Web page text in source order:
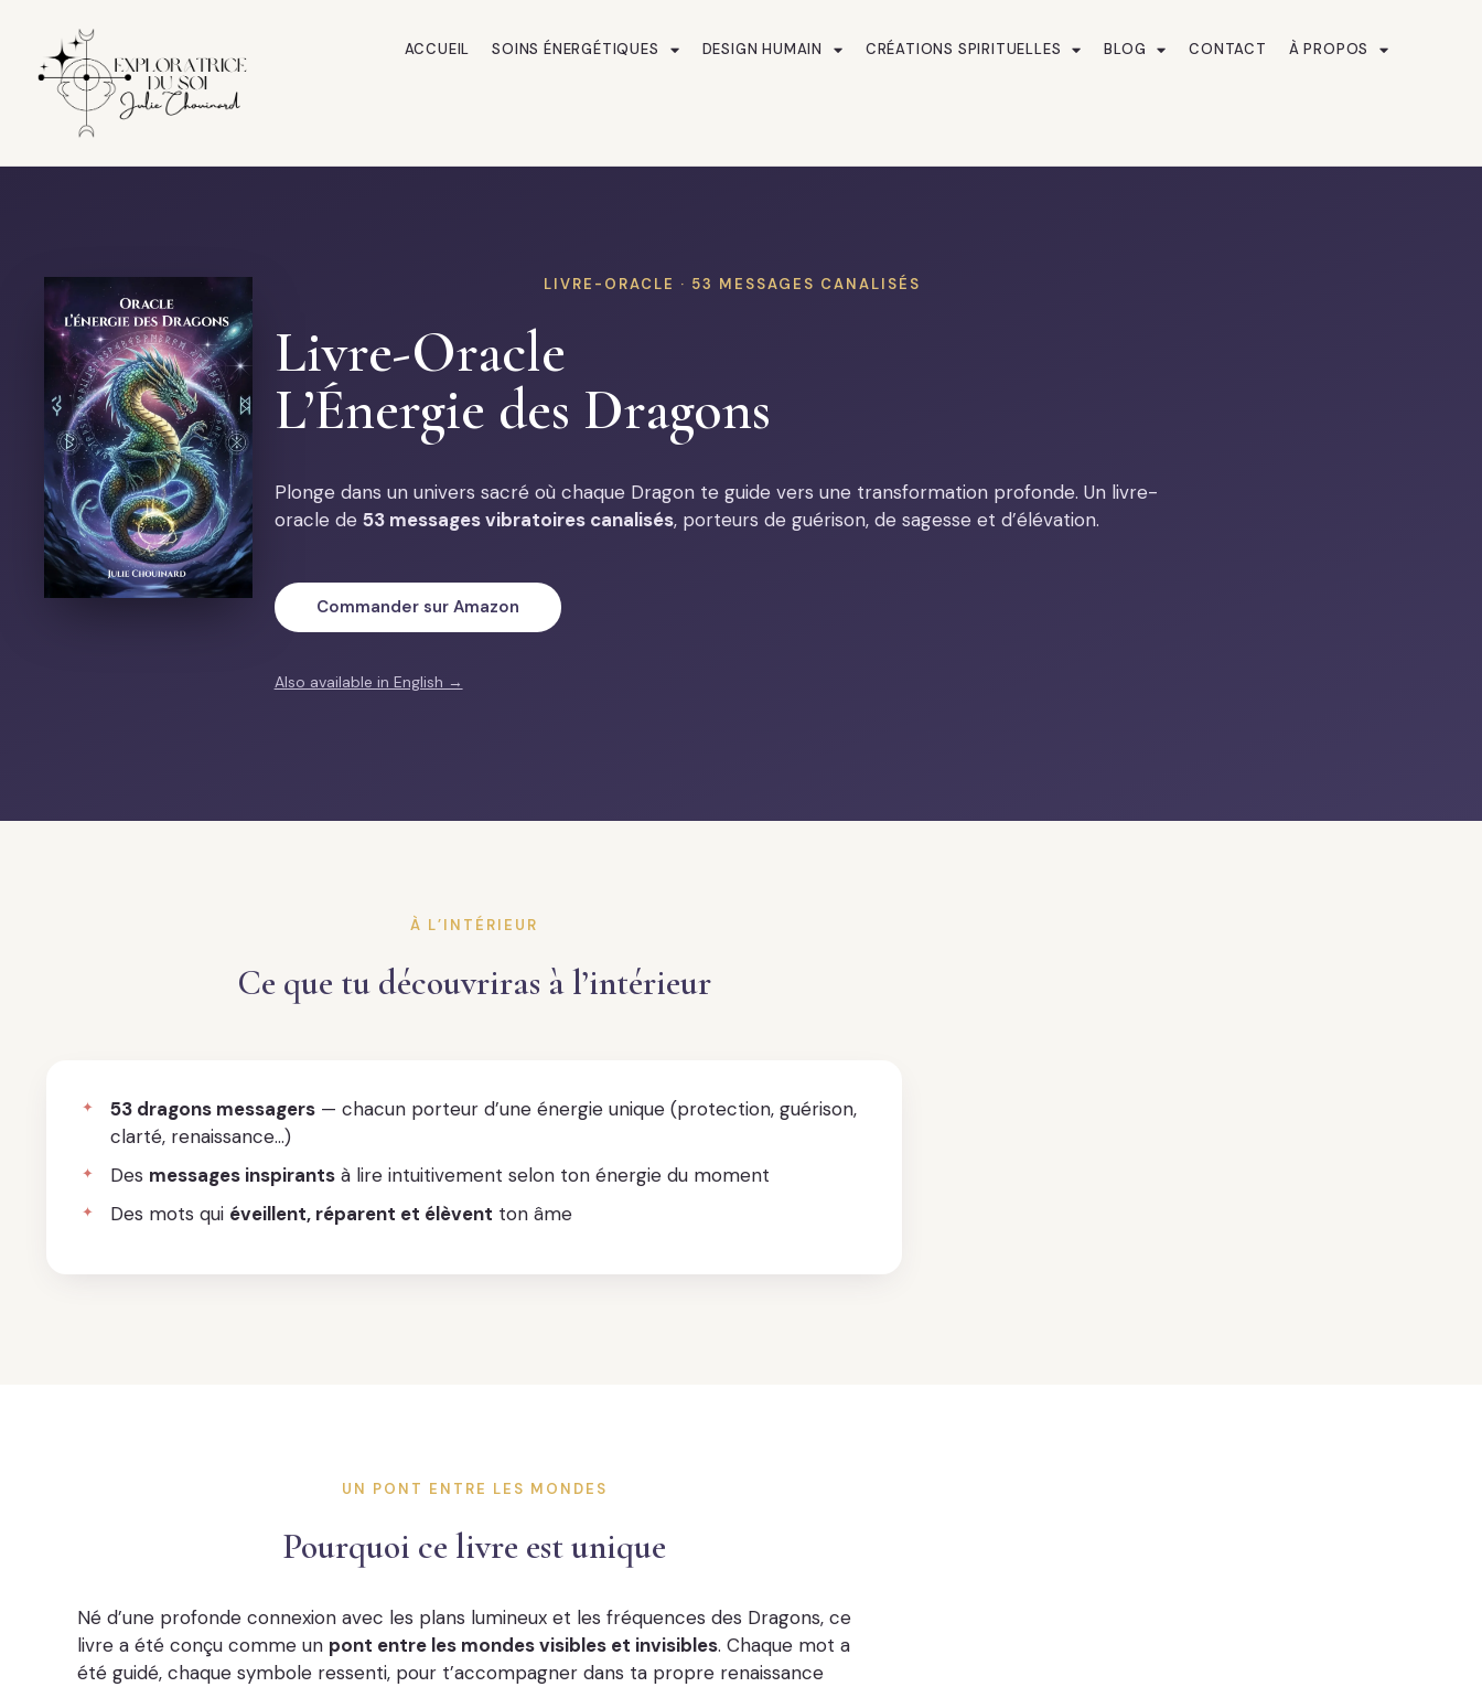
ACCUEIL SOINS ÉNERGÉTIQUES DESIGN HUMAIN CRÉATIONS SPIRITUELLES BLOG CONTACT À PROPOS
LIVRE-ORACLE · 53 MESSAGES CANALISÉS
Livre-Oracle
L’Énergie des Dragons
Plonge dans un univers sacré où chaque Dragon te guide vers une transformation profonde. Un livre-
oracle de 53 messages vibratoires canalisés, porteurs de guérison, de sagesse et d’élévation.
Commander sur Amazon
Also available in English →
À L’INTÉRIEUR
Ce que tu découvriras à l’intérieur
53 dragons messagers — chacun porteur d’une énergie unique (protection, guérison,
clarté, renaissance…)
Des messages inspirants à lire intuitivement selon ton énergie du moment
Des mots qui éveillent, réparent et élèvent ton âme
UN PONT ENTRE LES MONDES
Pourquoi ce livre est unique
Né d’une profonde connexion avec les plans lumineux et les fréquences des Dragons, ce
livre a été conçu comme un pont entre les mondes visibles et invisibles. Chaque mot a
été guidé, chaque symbole ressenti, pour t’accompagner dans ta propre renaissance